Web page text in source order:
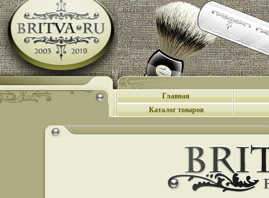
Главная
Каталог товаров